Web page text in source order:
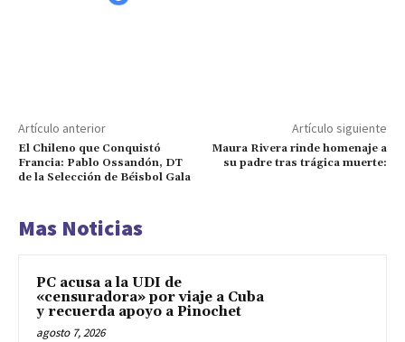
Artículo anterior
El Chileno que Conquistó
Francia: Pablo Ossandón, DT
de la Selección de Béisbol Gala
Artículo siguiente
Maura Rivera rinde homenaje a
su padre tras trágica muerte:
Mas Noticias
PC acusa a la UDI de
«censuradora» por viaje a Cuba
y recuerda apoyo a Pinochet
agosto 7, 2026